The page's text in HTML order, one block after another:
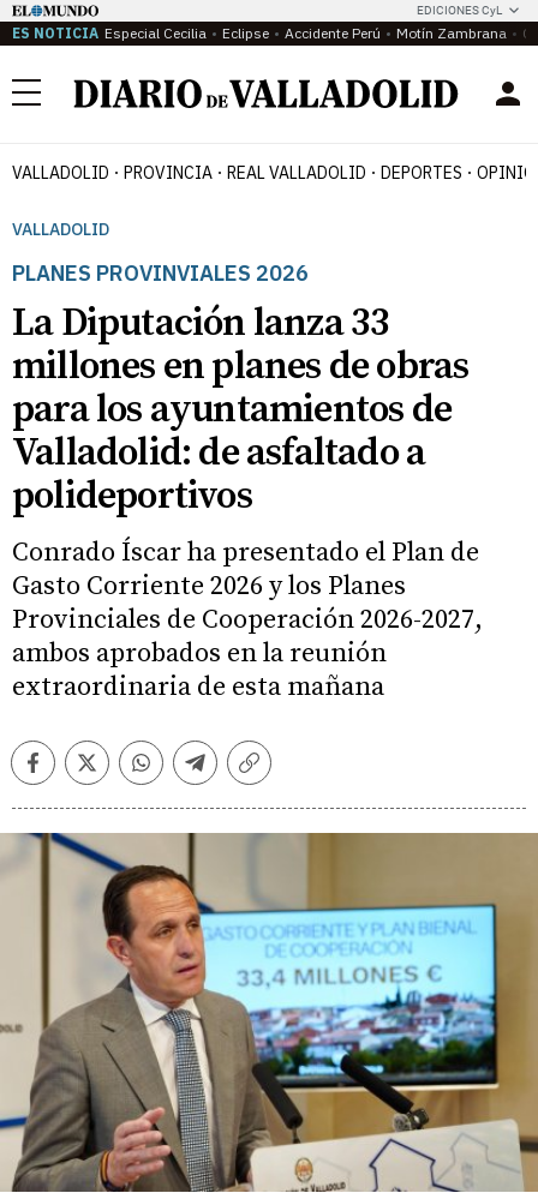
EDICIONES CyL
ES NOTICIA Especial Cecilia Eclipse Accidente Perú Motín Zambrana
Menú
VALLADOLID PROVINCIA REAL VALLADOLID DEPORTES
VALLADOLID
PLANES PROVINVIALES 2026
La Diputación lanza 33
millones en planes de obras
para los ayuntamientos de
Valladolid: de asfaltado a
polideportivos
Conrado Íscar ha presentado el Plan de
Gasto Corriente 2026 y los Planes
Provinciales de Cooperación 2026-2027,
ambos aprobados en la reunión
extraordinaria de esta mañana
FacebookTwitterWhatsappTelegramCopiar